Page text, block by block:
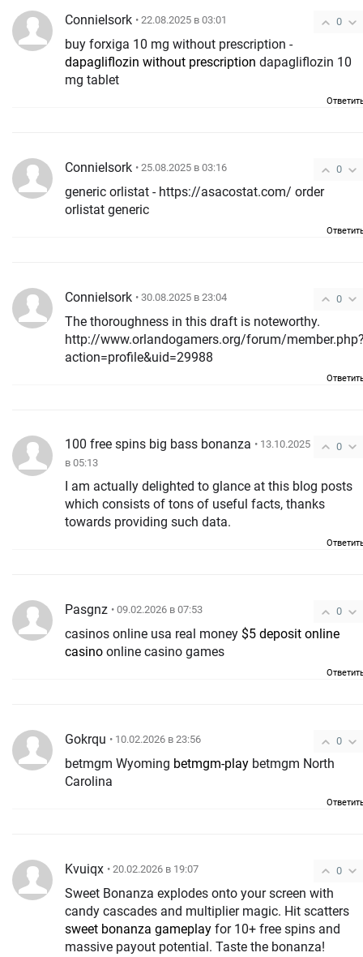
0
ConnieIsork • 22.08.2025 в 03:01
buy forxiga 10 mg without prescription -
dapagliflozin without prescription dapagliflozin 10
mg tablet
0
ConnieIsork • 25.08.2025 в 03:16
generic orlistat - https://asacostat.com/ order
orlistat generic
0
ConnieIsork • 30.08.2025 в 23:04
The thoroughness in this draft is noteworthy.
http://www.orlandogamers.org/forum/
action=profile&uid=29988
0
100 free spins big bass bonanza • 13.10.2025
в 05:13
I am actually delighted to glance at this blog posts
which consists of tons of useful facts, thanks
towards providing such data.
0
Pasgnz • 09.02.2026 в 07:53
casinos online usa real money $5 deposit online
casino online casino games
0
Gokrqu • 10.02.2026 в 23:56
betmgm Wyoming betmgm-play betmgm North
Carolina
0
Kvuiqx • 20.02.2026 в 19:07
Sweet Bonanza explodes onto your screen with
candy cascades and multiplier magic. Hit scatters
sweet bonanza gameplay for 10+ free spins and
massive payout potential. Taste the bonanza!